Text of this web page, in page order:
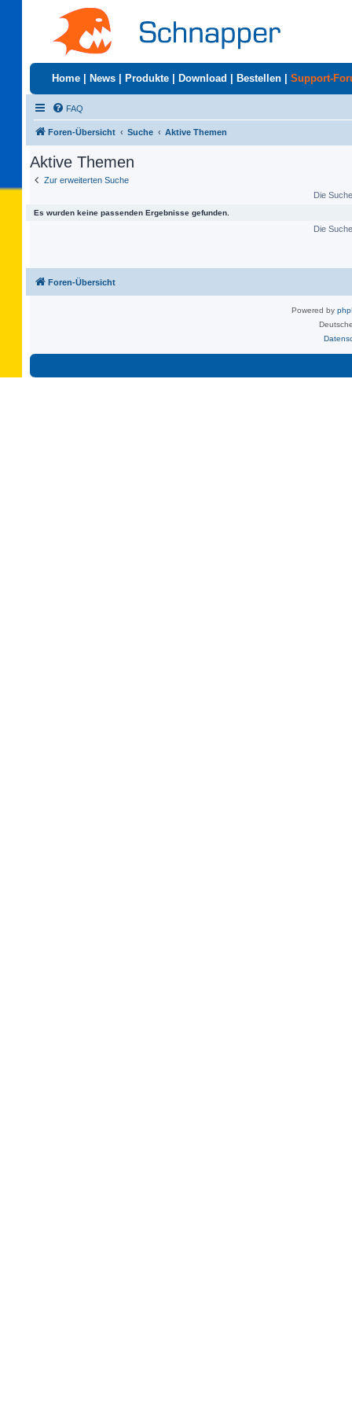
Home News Produkte Download Bestellen Support-
FAQ
Foren-Übersicht Suche Aktive Themen
Aktive Themen
Zur erweiterten Suche
Die
Es wurden keine passenden Ergebnisse gefunden.
Die
Foren-Übersicht
Powered by